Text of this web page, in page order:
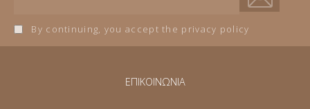
By continuing, you accept the privacy policy
ΕΠΙΚΟΙΝΩΝΙΑ